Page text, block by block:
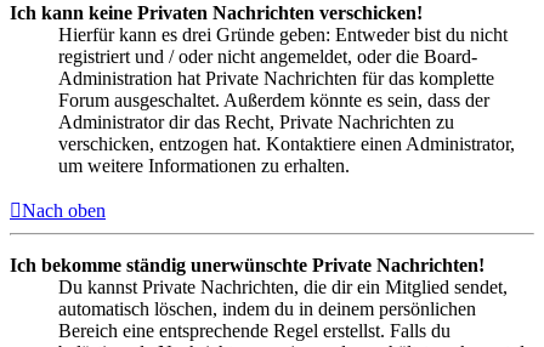
Ich kann keine Privaten Nachrichten verschicken!
Hierfür kann es drei Gründe geben: Entweder bist du nicht
registriert und / oder nicht angemeldet, oder die Board-
Administration hat Private Nachrichten für das komplette
Forum ausgeschaltet. Außerdem könnte es sein, dass der
Administrator dir das Recht, Private Nachrichten zu
verschicken, entzogen hat. Kontaktiere einen Administrator,
um weitere Informationen zu erhalten.
Nach oben
Ich bekomme ständig unerwünschte Private Nachrichten!
Du kannst Private Nachrichten, die dir ein Mitglied sendet,
automatisch löschen, indem du in deinem persönlichen
Bereich eine entsprechende Regel erstellst. Falls du